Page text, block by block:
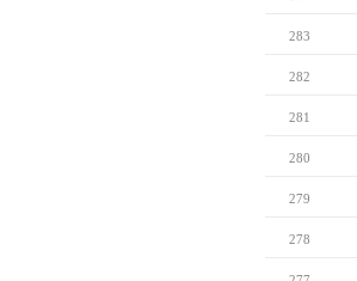
283
282
281
280
279
278